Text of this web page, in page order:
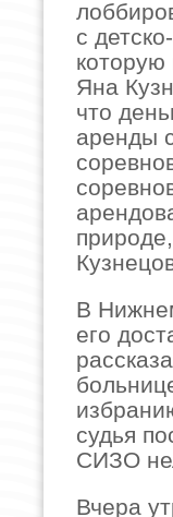
с
которую
Яна
что
аренды
В
его
судья
СИЗО
Вчера